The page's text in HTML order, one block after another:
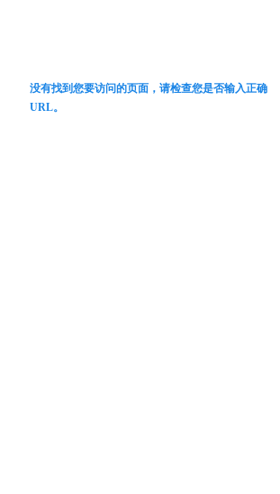
没有找到您要访问的页面，请检查您是否输入正确
URL。